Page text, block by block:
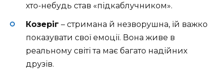
хто-небудь став «підкаблучником».
Козеріг – стримана й незворушна, їй важко
показувати свої емоції. Вона живе в
реальному світі та має багато надійних
друзів.